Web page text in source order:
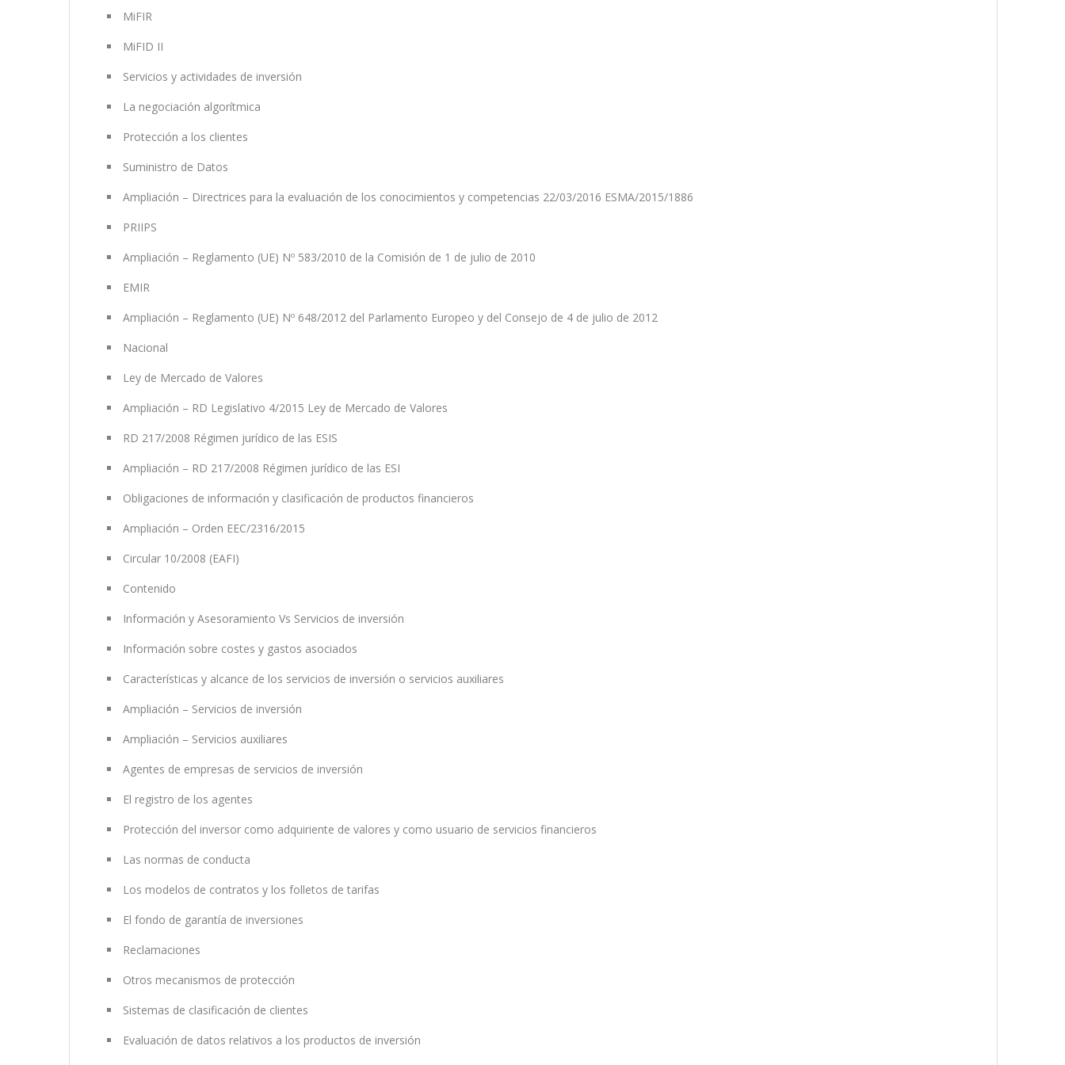
MiFIR
MiFID II
Servicios y actividades de inversión
La negociación algorítmica
Protección a los clientes
Suministro de Datos
Ampliación – Directrices para la evaluación de los conocimientos y competencias 22/03/2016 ESMA/2015/1886
PRIIPS
Ampliación – Reglamento (UE) Nº 583/2010 de la Comisión de 1 de julio de 2010
EMIR
Ampliación – Reglamento (UE) Nº 648/2012 del Parlamento Europeo y del Consejo de 4 de julio de 2012
Nacional
Ley de Mercado de Valores
Ampliación – RD Legislativo 4/2015 Ley de Mercado de Valores
RD 217/2008 Régimen jurídico de las ESIS
Ampliación – RD 217/2008 Régimen jurídico de las ESI
Obligaciones de información y clasificación de productos financieros
Ampliación – Orden EEC/2316/2015
Circular 10/2008 (EAFI)
Contenido
Información y Asesoramiento Vs Servicios de inversión
Información sobre costes y gastos asociados
Características y alcance de los servicios de inversión o servicios auxiliares
Ampliación – Servicios de inversión
Ampliación – Servicios auxiliares
Agentes de empresas de servicios de inversión
El registro de los agentes
Protección del inversor como adquiriente de valores y como usuario de servicios financieros
Las normas de conducta
Los modelos de contratos y los folletos de tarifas
El fondo de garantía de inversiones
Reclamaciones
Otros mecanismos de protección
Sistemas de clasificación de clientes
Evaluación de datos relativos a los productos de inversión